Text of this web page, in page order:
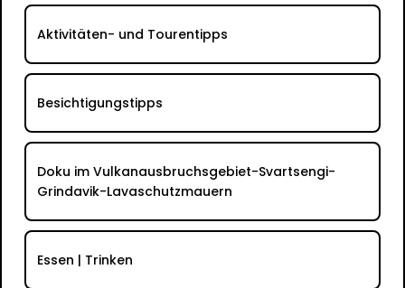
Aktivitäten- und Tourentipps
Besichtigungstipps
Doku im Vulkanausbruchsgebiet-Svartsengi-
Grindavik-Lavaschutzmauern
Essen | Trinken